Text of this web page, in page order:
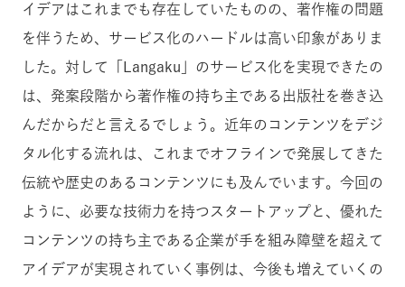
イデアはこれまでも存在していたものの、著作権の問題
を伴うため、サービス化のハードルは高い印象がありま
した。対して「Langaku」のサービス化を実現できたの
は、発案段階から著作権の持ち主である出版社を巻き込
んだからだと言えるでしょう。近年のコンテンツをデジ
タル化する流れは、これまでオフラインで発展してきた
伝統や歴史のあるコンテンツにも及んでいます。今回の
ように、必要な技術力を持つスタートアップと、優れた
コンテンツの持ち主である企業が手を組み障壁を超えて
アイデアが実現されていく事例は、今後も増えていくの